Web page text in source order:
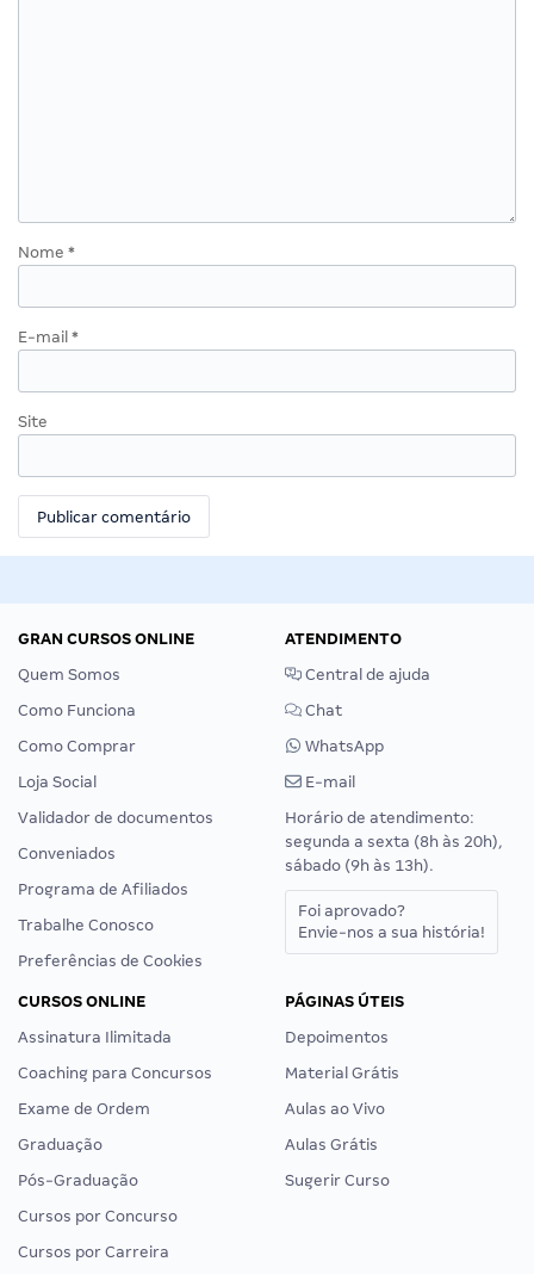
Nome *
E-mail *
Site
GRAN CURSOS ONLINE
Quem Somos
Como Funciona
Como Comprar
Loja Social
Validador de documentos
Conveniados
Programa de Afiliados
Trabalhe Conosco
Preferências de Cookies
ATENDIMENTO
Central de ajuda
Chat
WhatsApp
E-mail
Horário de atendimento:
segunda a sexta (8h às 20h),
sábado (9h às 13h).
Foi aprovado?
Envie-nos a sua história!
CURSOS ONLINE
Assinatura Ilimitada
Coaching para Concursos
Exame de Ordem
Graduação
Pós-Graduação
Cursos por Concurso
Cursos por Carreira
PÁGINAS ÚTEIS
Depoimentos
Material Grátis
Aulas ao Vivo
Aulas Grátis
Sugerir Curso